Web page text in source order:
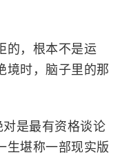
的，根本不是运
境时，脑子里的那
对是最有资格谈论
生堪称一部现实版